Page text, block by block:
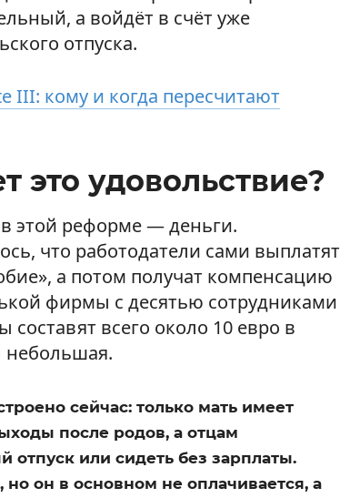
а войдёт в счёт уже
отпуска.
III: кому и когда пересчитают
это удовольствие?
этой реформе — деньги.
что работодатели сами выплатят
а потом получат компенсацию
фирмы с десятью сотрудниками
всего около 10 евро в
сейчас: только мать имеет
после родов, а отцам
отпуск или сидеть без зарплаты.
но он в основном не оплачивается, а